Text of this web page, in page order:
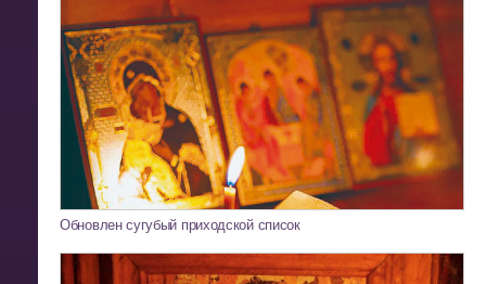
Обновлен сугубый приходской список